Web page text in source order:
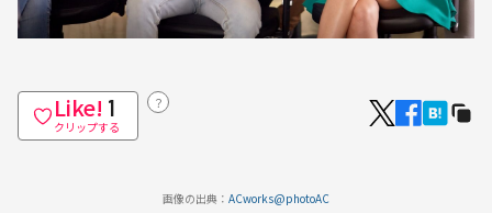
Like! 1
クリップする
？
画像の出典： ACworks@photoAC